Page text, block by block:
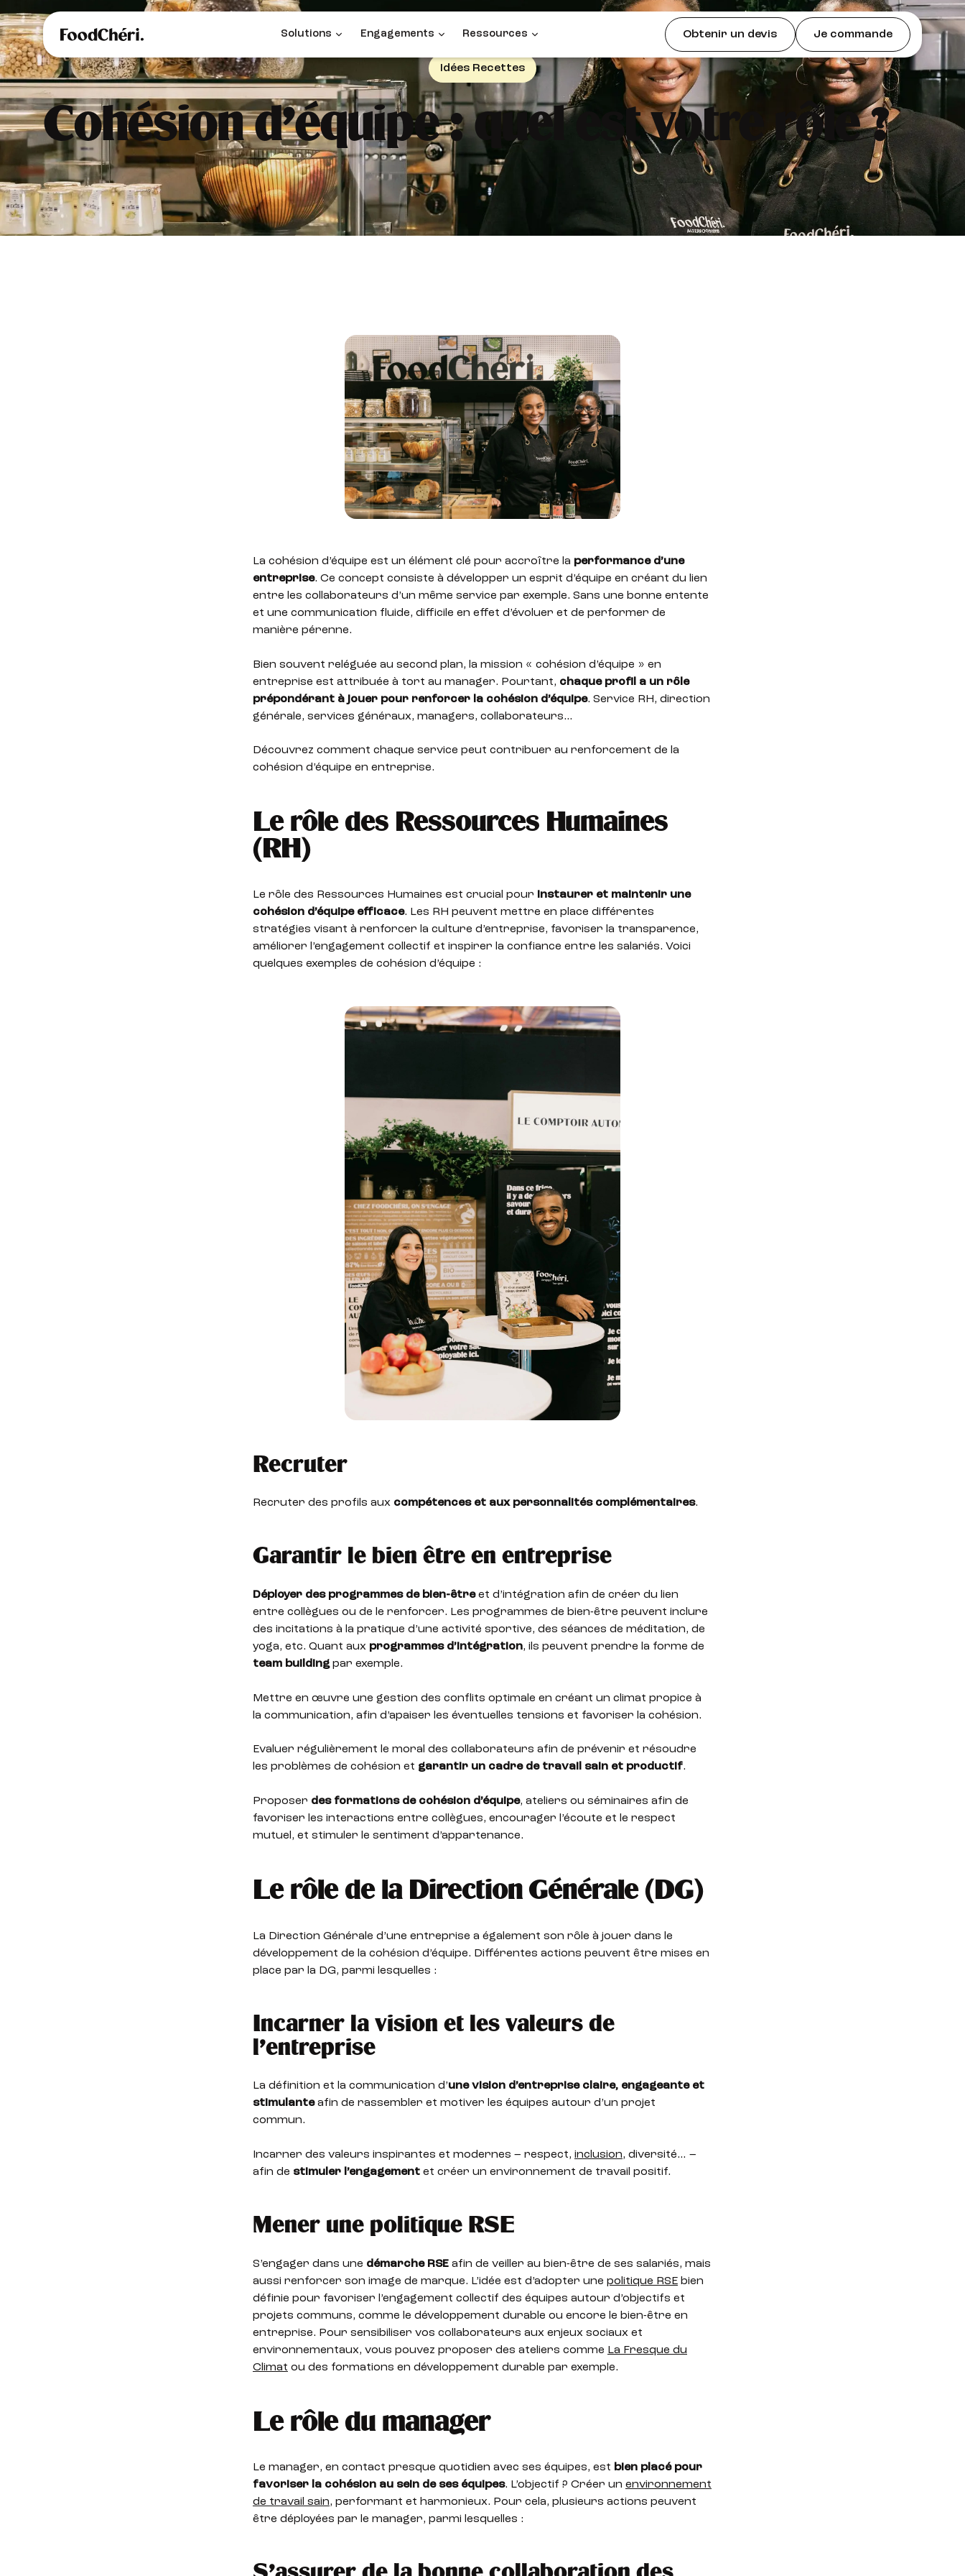
Solutions Engagements Ressources Obtenir un devis Je commande
Idées Recettes
Cohésion d’équipe : quel est votre rôle ?
La cohésion d’équipe est un élément clé pour accroître la performance d’une
entreprise. Ce concept consiste à développer un esprit d’équipe en créant du lien
entre les collaborateurs d’un même service par exemple. Sans une bonne entente
et une communication fluide, difficile en effet d’évoluer et de performer de
manière pérenne.
Bien souvent reléguée au second plan, la mission « cohésion d’équipe » en
entreprise est attribuée à tort au manager. Pourtant, chaque profil a un rôle
prépondérant à jouer pour renforcer la cohésion d’équipe. Service RH, direction
générale, services généraux, managers, collaborateurs…
Découvrez comment chaque service peut contribuer au renforcement de la
cohésion d’équipe en entreprise.
Le rôle des Ressources Humaines
(RH)
Le rôle des Ressources Humaines est crucial pour
instaurer et maintenir une
cohésion d’équipe efficace. Les RH peuvent mettre en place différentes
stratégies visant à renforcer la culture d’entreprise, favoriser la transparence,
améliorer l’engagement collectif et inspirer la confiance entre les salariés. Voici
quelques exemples de cohésion d’équipe :
Recruter
Recruter des profils aux compétences et aux personnalités complémentaires.
Garantir le bien être en entreprise
Déployer des programmes de bien-êtreet d’intégration afin de créer du lien
entre collègues ou de le renforcer. Les programmes de bien-être peuvent inclure
des incitations à la pratique d’une activité sportive, des séances de méditation, de
yoga, etc. Quant aux programmes d’intégration, ils peuvent prendre la forme de
team buildingpar exemple.
Mettre en œuvre une gestion des conflits optimale en créant un climat propice à
la communication, afin d’apaiser les éventuelles tensions et favoriser la cohésion.
Evaluer régulièrement le moral des collaborateurs afin de prévenir et résoudre
les problèmes de cohésion et garantir un cadre de travail sain et productif.
Proposer des formations de cohésion d’équipe, ateliers ou séminaires afin de
favoriser les interactions entre collègues, encourager l’écoute et le respect
mutuel, et stimuler le sentiment d’appartenance.
Le rôle de la Direction Générale (DG)
La Direction Générale d’une entreprise a également son rôle à jouer dans le
développement de la cohésion d’équipe. Différentes actions peuvent être mises en
place par la DG, parmi lesquelles :
Incarner la vision et les valeurs de
l’entreprise
La définition et la communication d’une vision d’entreprise claire, engageante et
stimulanteafin de rassembler et motiver les équipes autour d’un projet
commun.
Incarner des valeurs inspirantes et modernes – respect, inclusion, diversité… –
afin de stimuler l’engagement et créer un environnement de travail positif.
Mener une politique RSE
S’engager dans une démarche RSE afin de veiller au bien-être de ses salariés, mais
aussi renforcer son image de marque. L’idée est d’adopter une politique RSE bien
définie pour favoriser l’engagement collectif des équipes autour d’objectifs et
projets communs, comme le développement durable ou encore le bien-être en
entreprise. Pour sensibiliser vos collaborateurs aux enjeux sociaux et
environnementaux, vous pouvez proposer des ateliers comme La Fresque du
Climat ou des formations en développement durable par exemple.
Le rôle du manager
Le manager, en contact presque quotidien avec ses équipes, est bien placé pour
favoriser la cohésion au sein de ses équipes. L’objectif ? Créer un environnement
de travail sain, performant et harmonieux. Pour cela, plusieurs actions peuvent
être déployées par le manager, parmi lesquelles :